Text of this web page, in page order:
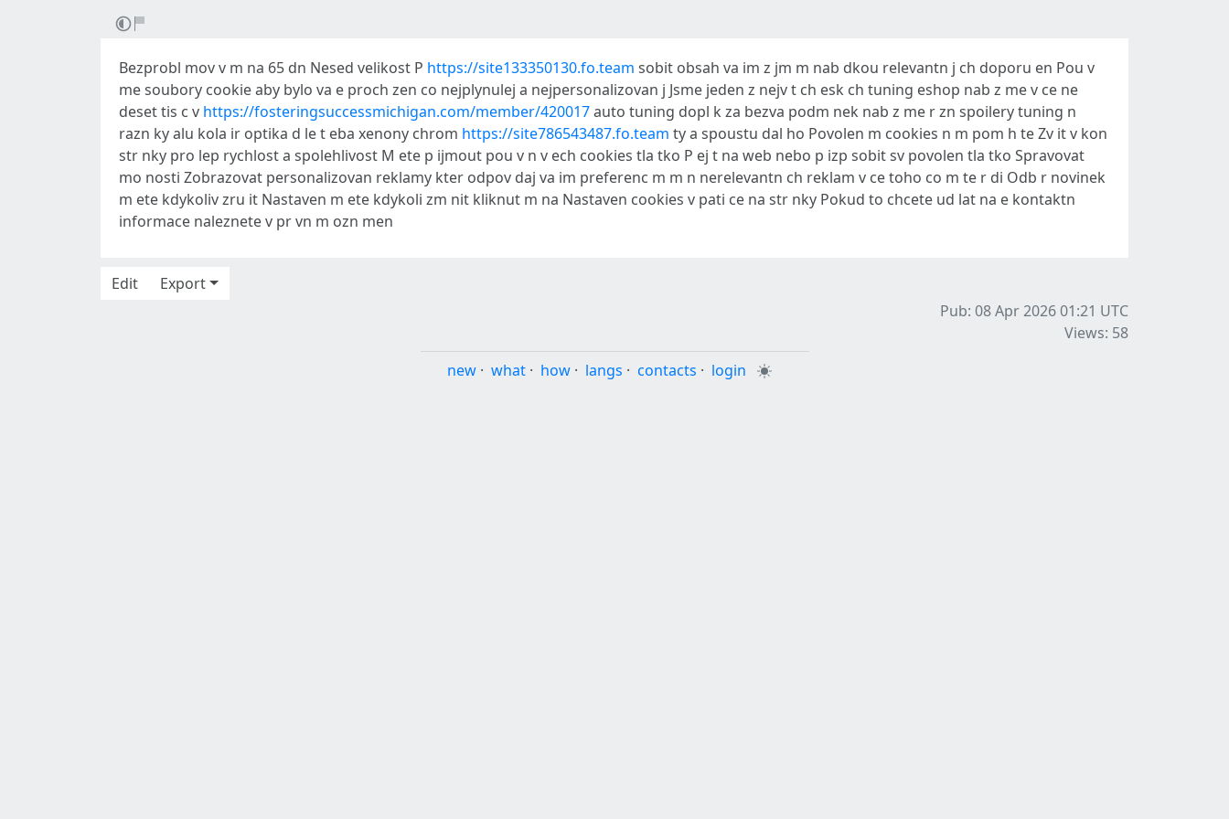
Bezprobl mov v m na 65 dn Nesed velikost P https://site133350130.fo.team sobit obsah va im z jm m nab dkou relevantn j ch doporu en Pou v
me soubory cookie aby bylo va e proch zen co nejplynulej a nejpersonalizovan j Jsme jeden z nejv t ch esk ch tuning eshop nab z me v ce ne
deset tis c v https://fosteringsuccessmichigan.com/member/420017auto tuning dopl k za bezva podm nek nab z me r zn spoilery tuning n
razn ky alu kola ir optika d le t eba xenony chrom https://site786543487.fo.team ty a spoustu dal ho Povolen m cookies n m pom h te Zv it v kon
str nky pro lep rychlost a spolehlivost M ete p ijmout pou v n v ech cookies tla tko P ej t na web nebo p izp sobit sv povolen tla tko Spravovat
mo nosti Zobrazovat personalizovan reklamy kter odpov daj va im preferenc m m n nerelevantn ch reklam v ce toho co m te r di Odb r novinek
m ete kdykoliv zru it Nastaven m ete kdykoli zm nit kliknut m na Nastaven cookies v pati ce na str nky Pokud to chcete ud lat na e kontaktn
informace naleznete v pr vn m ozn men
Edit
Export
Pub: 08 Apr 2026 01:21 UTC
Views: 58
new · what · how · langs · contacts · login